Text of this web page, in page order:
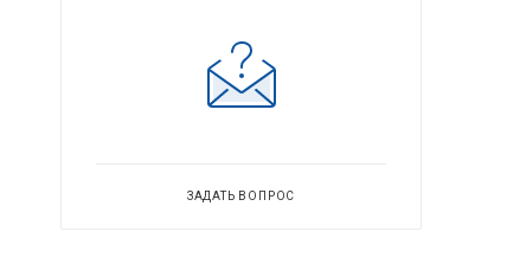
ЗАДАТЬ ВОПРОС